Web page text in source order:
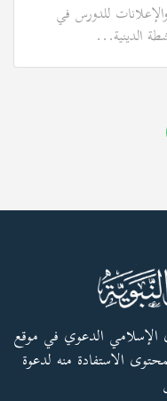
للدورس في
الدينية...
الدعوي في موقع
الاستفادة منه لدعوة